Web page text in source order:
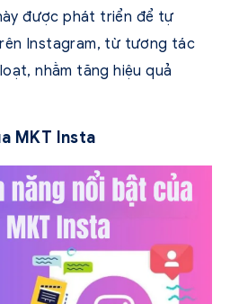
được phát triển để tự
Instagram, từ tương tác
nhằm tăng hiệu quả
MKT Insta